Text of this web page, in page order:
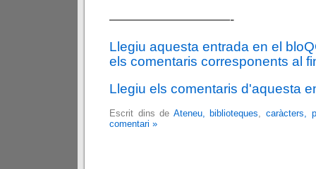
—————————-
Llegiu aquesta entrada en el
els comentaris corresponents al
Llegiu els comentaris d'aquesta
Escrit dins de Ateneu, biblioteques,caràcters,
comentari »